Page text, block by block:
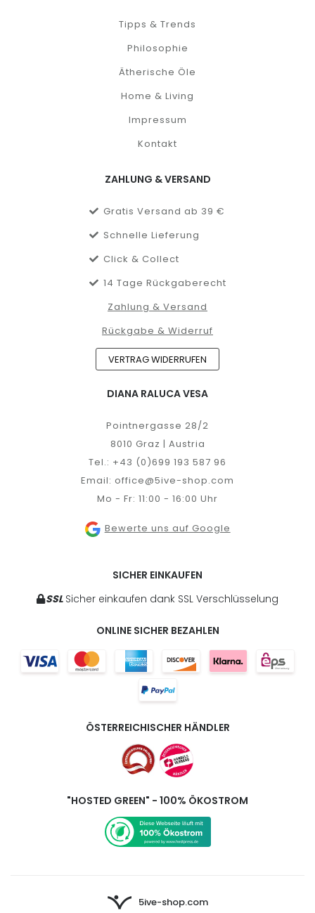
Tipps & Trends
Philosophie
Ätherische Öle
Home & Living
Impressum
Kontakt
ZAHLUNG & VERSAND
Gratis Versand ab 39 €
Schnelle Lieferung
Click & Collect
14 Tage Rückgaberecht
Zahlung & Versand
Rückgabe & Widerruf
VERTRAG WIDERRUFEN
DIANA RALUCA VESA
Pointnergasse 28/2
8010 Graz | Austria
Tel.: +43 (0)699 193 587 96
Email: office@5ive-shop.com
Mo - Fr: 11:00 - 16:00 Uhr
Bewerte uns auf Google
SICHER EINKAUFEN
SSL Sicher einkaufen dank SSL Verschlüsselung
ONLINE SICHER BEZAHLEN
ÖSTERREICHISCHER HÄNDLER
"HOSTED GREEN" - 100% ÖKOSTROM
5ive-shop.com